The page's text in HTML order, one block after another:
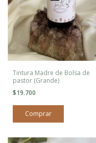
Tintura Madre de Bolsa de
pastor (Grande)
$19.700